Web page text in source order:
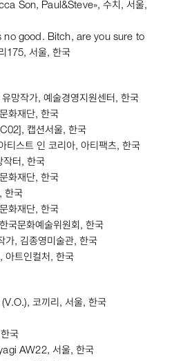
Son, Paul&Steve», 수치, 서울,
no good . Bitch, are you sure to
175, 서울, 한국
망작가, 예술경영지원센터, 한국
화재단, 한국
], 캡션서울, 한국
티스트 인 코리아, 아티팩츠, 한국
작터, 한국
화재단, 한국
한국
화재단, 한국
국문화예술위원회, 한국
가, 김종영미술관, 한국
아트인컬처, 한국
V.O.), 코끼리, 서울, 한국
국
AW22, 서울, 한국